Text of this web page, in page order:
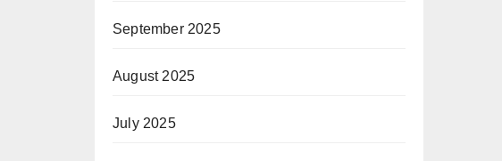
September 2025
August 2025
July 2025